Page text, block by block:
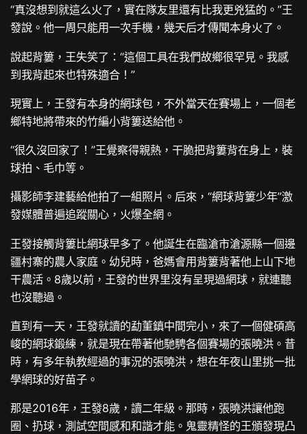
“真沒想到就這么火了，實在隊友里還有比我更兇猛的。”王
發說。他一周只能用一次手機，幾天后才傳聞本身火了。
說起背簍，王失笑了：“這個工具在我們故鄉很罕見。我感
到我背起來也特殊適合！”
現實上，王發有本身的網球包，不外當天在賽場上，一個老
鄉特地將帶來的竹編小背簍送給他。
“很久沒回家了！”王覺察得親熱，干脆把背簍背在身上，裝
球拍、毛巾等。
攝影師李建藝給他拍了一組照片。后來，“網球背簍少年”激
發媒體普遍追蹤關心，火爆全網。
王發接觸背簍比網球早多了。他誕生在臨滄市滄源縣一個邊
疆村寨的農人家庭。幼兒時，爸媽會用背簍背著他上山下地
干農活。8歲以前，王發的世界里沒有呈現過網球，就連聽
也沒聽過。
直到有一天，王發就讀的勐董鎮中間完小，來了一個健碩高
峻的網球鍛練，就是現在帶著他馳騁各個賽場的張曉洪。昔
時，有多年執教經過的事況的張曉洪，想在年夜山里挑一批
學網球的好苗子。
那是2016年，王發8歲，讀二年級。那時，張曉洪讓他跑
圈、扔球，測試空間感和和諧才能。鬼靈精怪的王頒發現凸